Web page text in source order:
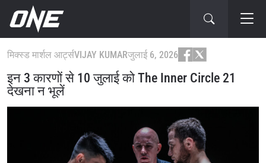
मिक्स्ड मार्शल आर्ट्सVIJAY KUMARजुलाई 6, 2026
इन 3 कारणों से 10 जुलाई को The Inner Circle 21
देखना न भूलें